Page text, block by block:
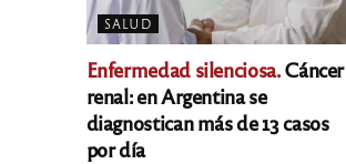
SALUD
Enfermedad silenciosa.Cáncer
renal: en Argentina se
diagnostican más de 13 casos
por día